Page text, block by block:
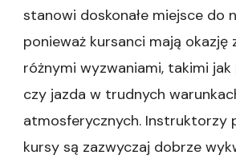
stanowi doskonałe miejsce do
ponieważ kursanci mają okazję
różnymi wyzwaniami, takimi
czy jazda w trudnych
atmosferycznych. Instruktorzy
kursy są zazwyczaj dobrze